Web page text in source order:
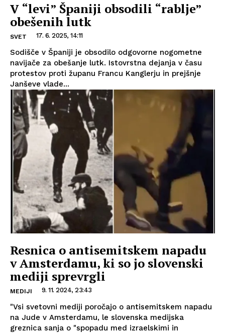
V “levi” Španiji obsodili “rablje”
obešenih lutk
SVET 17. 6. 2025, 14:11
Sodišče v Španiji je obsodilo odgovorne nogometne
navijače za obešanje lutk. Istovrstna dejanja v času
protestov proti županu Francu Kanglerju in prejšnje
Janševe vlade...
Resnica o antisemitskem napadu
v Amsterdamu, ki so jo slovenski
mediji sprevrgli
MEDIJI 9. 11. 2024, 23:43
"Vsi svetovni mediji poročajo o antisemitskem napadu
na Jude v Amsterdamu, le slovenska medijska
greznica sanja o "spopadu med izraelskimi in